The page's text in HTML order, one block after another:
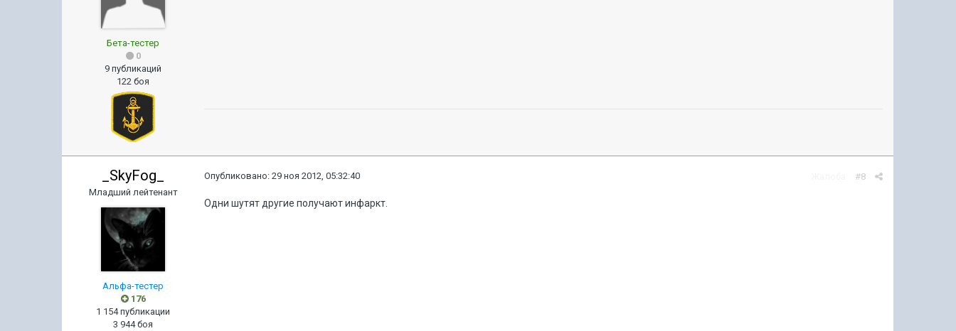
Бета-тестер
0
9 публикаций
122 боя
_SkyFog_
Младший лейтенант
Альфа-тестер
176
1 154 публикации
3 944 боя
#8
Опубликовано:29 ноя 2012, 05:32:40
Одни шутят другие получают инфаркт.